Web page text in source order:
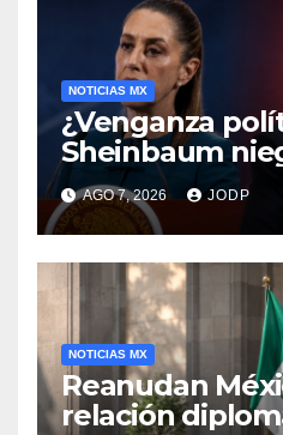
NOTICIAS MX
¿Venganza
Sheinbaum
negra en
Aguirre
AGO 7, 2026 JODP
NOTICIAS MX
Reanudan
relación